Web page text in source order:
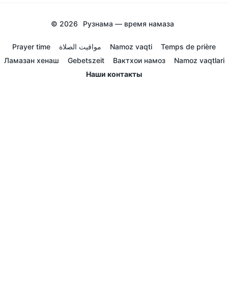
© 2026 Рузнама — время намаза
Prayer time مواقيت الصلاة Namoz vaqti
Temps de prière
Ламазан хенаш
Gebetszeit Вактхои намоз
Namoz vaqtlari
Наши контакты